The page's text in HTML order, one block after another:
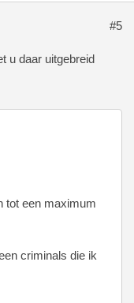
#5
u daar uitgebreid
tot een maximum
criminals die ik